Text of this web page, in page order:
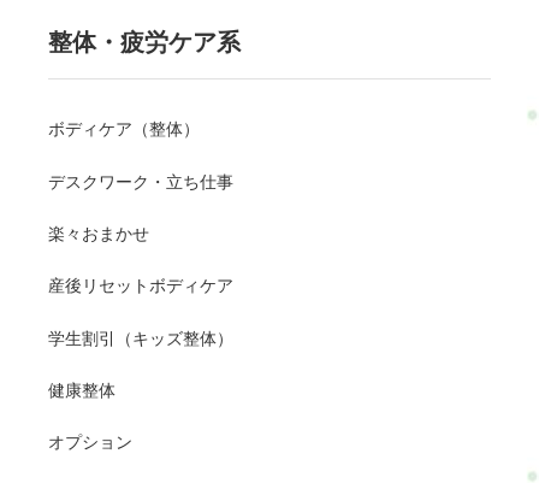
整体・疲労ケア系
ボディケア（整体）
デスクワーク・立ち仕事
楽々おまかせ
産後リセットボディケア
学生割引（キッズ整体）
健康整体
オプション